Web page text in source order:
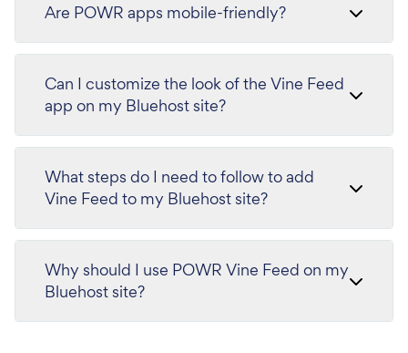
Are POWR apps mobile-friendly?
Can I customize the look of the Vine Feed
app on my Bluehost site?
What steps do I need to follow to add
Vine Feed to my Bluehost site?
Why should I use POWR Vine Feed on my
Bluehost site?